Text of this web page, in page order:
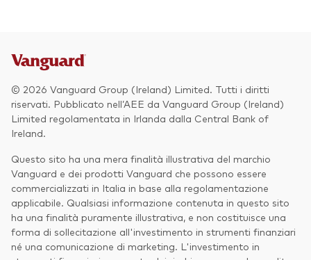
Torna in
© 2026 Vanguard Group (Ireland) Limited. Tutti i diritti
riservati. Pubblicato nell’AEE da Vanguard Group (Ireland)
Limited regolamentata in Irlanda dalla Central Bank of
Ireland.
Questo sito ha una mera finalità illustrativa del marchio
Vanguard e dei prodotti Vanguard che possono essere
commercializzati in Italia in base alla regolamentazione
applicabile. Qualsiasi informazione contenuta in questo sito
ha una finalità puramente illustrativa, e non costituisce una
forma di sollecitazione all'investimento in strumenti finanziari
né una comunicazione di marketing. L'investimento in